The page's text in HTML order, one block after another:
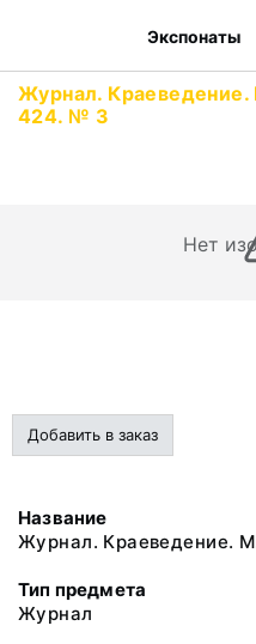
Экспонаты
Журнал.
424. № 3
Нет
Добавить в заказ
Название
Журнал. Краеведение.
Тип предмета
Журнал